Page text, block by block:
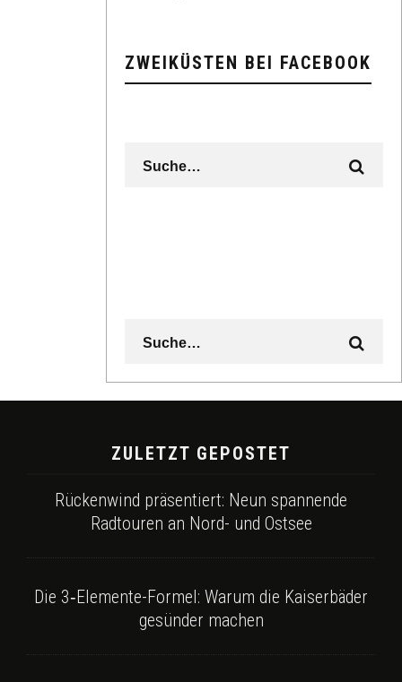
ZWEIKÜSTEN BEI FACEBOOK
ZULETZT GEPOSTET
Rückenwind präsentiert: Neun spannende
Radtouren an Nord- und Ostsee
Die 3‑Elemente-Formel: Warum die Kaiserbäder
gesünder machen